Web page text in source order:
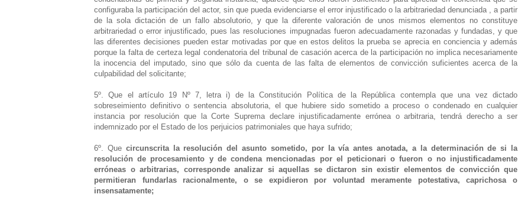
configuraba la participación del actor, sin que pueda evidenciarse el error injustificado o la arbitrariedad denunciada , a partir
de la sola dictación de un fallo absolutorio, y que la diferente valoración de unos mismos elementos no constituye
arbitrariedad o error injustificado, pues las resoluciones impugnadas fueron adecuadamente razonadas y fundadas, y que
las diferentes decisiones pueden estar motivadas por que en estos delitos la prueba se aprecia en conciencia y además
porque la falta de certeza legal condenatoria del tribunal de casación acerca de la participación no implica necesariamente
la inocencia del imputado, sino que sólo da cuenta de las falta de elementos de convicción suficientes acerca de la
culpabilidad del solicitante;
5º. Que el artículo 19 Nº 7, letra i) de la Constitución Política de la República contempla que una vez dictado
sobreseimiento definitivo o sentencia absolutoria, el que hubiere sido sometido a proceso o condenado en cualquier
instancia por resolución que la Corte Suprema declare injustificadamente errónea o arbitraria, tendrá derecho a ser
indemnizado por el Estado de los perjuicios patrimoniales que haya sufrido;
6º. Que circunscrita la resolución del asunto sometido, por la vía antes anotada, a la determinación de si la
resolución de procesamiento y de condena mencionadas por el peticionari o fueron o no injustificadamente
erróneas o arbitrarias, corresponde analizar si aquellas se dictaron sin existir elementos de convicción que
permitieran fundarlas racionalmente, o se expidieron por voluntad meramente potestativa, caprichosa o
insensatamente;